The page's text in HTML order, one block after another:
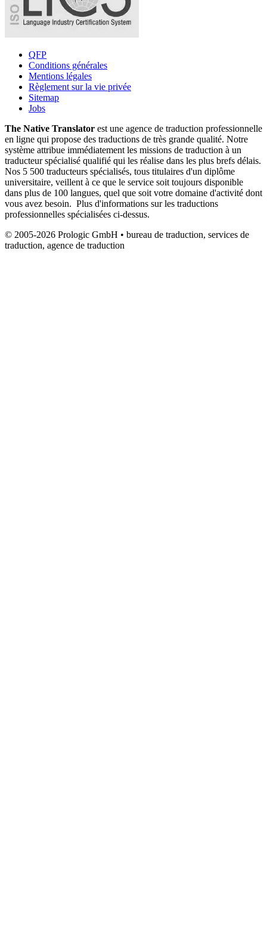
QFP
Conditions générales
Mentions légales
Règlement sur la vie privée
Sitemap
Jobs
The Native Translator est une agence de traduction professionnelle
en ligne qui propose des traductions de très grande qualité. Notre
système attribue immédiatement les missions de traduction à un
traducteur spécialisé qualifié qui les réalise dans les plus brefs délais.
Nos 5 500 traducteurs spécialisés, tous titulaires d'un diplôme
universitaire, veillent à ce que le service soit toujours disponible
dans plus de 100 langues, quel que soit votre domaine d'activité dont
vous avez besoin. Plus d'informations sur les traductions
professionnelles spécialisées ci-dessus.
© 2005-2026 Prologic GmbH • bureau de traduction, services de
traduction, agence de traduction